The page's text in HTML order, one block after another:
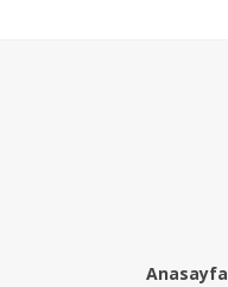
Anasayfa